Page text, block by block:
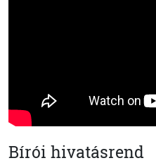
Bírói hivatásrend